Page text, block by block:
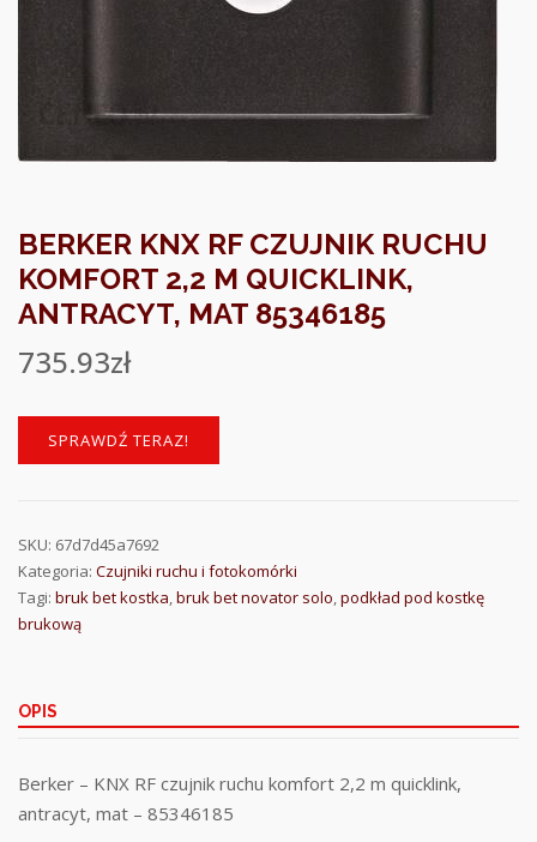
BERKER KNX RF CZUJNIK RUCHU
KOMFORT 2,2 M QUICKLINK,
ANTRACYT, MAT 85346185
735.93zł
SPRAWDŹ TERAZ!
SKU: 67d7d45a7692
Kategoria: Czujniki ruchu i fotokomórki
Tagi: bruk bet kostka,bruk bet novator solo,podkład pod kostkę
brukową
OPIS
Berker – KNX RF czujnik ruchu komfort 2,2 m quicklink,
antracyt, mat – 85346185